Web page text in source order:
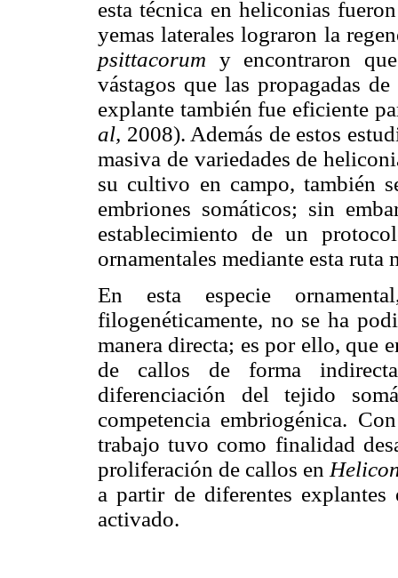
esta técnica en heliconias
yemas laterales lograron la
psittacorum y encontraron
vástagos que las propagadas
explante también fue eficiente
al, 2008). Además de estos
masiva de variedades de
su cultivo en campo, también
embriones somáticos; sin
establecimiento de un
ornamentales mediante esta
En esta especie
filogenéticamente, no se ha
manera directa; es por ello, que
de callos de forma
diferenciación del tejido
competencia embriogénica.
trabajo tuvo como finalidad
proliferación de callos en
a partir de diferentes
activado.